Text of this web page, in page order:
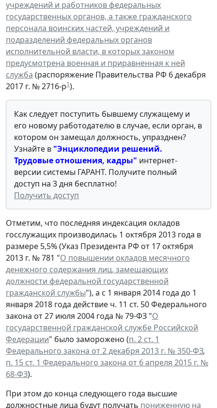
учреждений и работников федеральных
государственных органов, а также гражданского
персонала воинских частей, учреждений и
подразделений федеральных органов
исполнительной власти, в которых законом
предусмотрена военная и приравненная к ней
служба (распоряжение Правительства РФ 6 декабря
2017 г. № 2716-р1).
Как следует поступить бывшему служащему и
его новому работодателю в случае, если орган, в
котором он замещал должность, упразднен?
Узнайте в "Энциклопедии решений.
Трудовые отношения, кадры" интернет-
версии системы ГАРАНТ. Получите полный
доступ на 3 дня бесплатно!
Получить доступ
Отметим, что последняя индексация окладов
госслужащих производилась 1 октября 2013 года в
размере 5,5% (Указ Президента РФ от 17 октября
2013 г. № 781 "О повышении окладов месячного
денежного содержания лиц, замещающих
должности федеральной государственной
гражданской службы"), а с 1 января 2014 года до 1
января 2018 года действие ч. 11 ст. 50 Федерального
закона от 27 июля 2004 года № 79-ФЗ "О
государственной гражданской службе Российской
Федерации" было заморожено (п. 2 ст. 1
Федерального закона от 2 декабря 2013 г. № 350-ФЗ,
п. 15 ст. 1 Федерального закона от 6 апреля 2015 г. №
68-ФЗ).
При этом до конца следующего года высшие
должностные лица будут получать пониженную на